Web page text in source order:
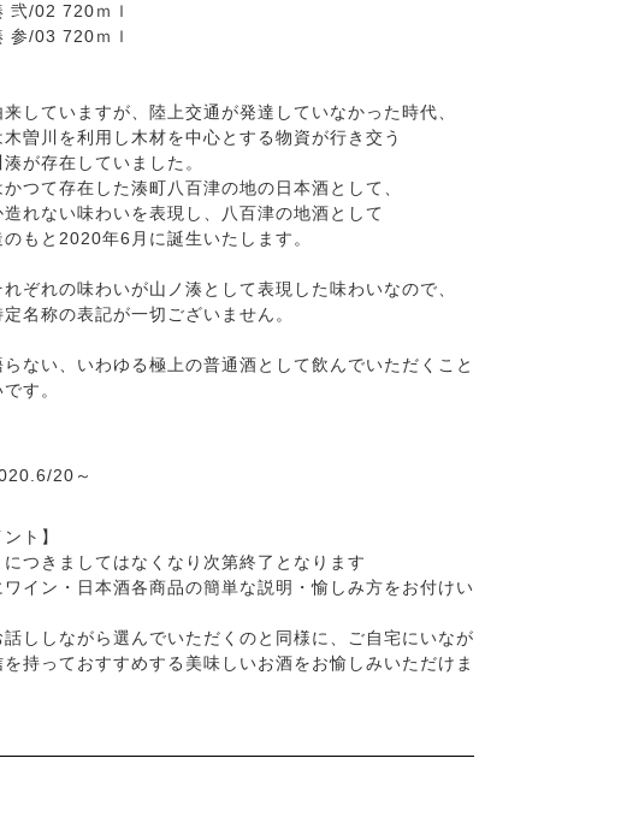
02 720ｍｌ
03 720ｍｌ
していますが、陸上交通が発達していなかった時代、
木曽川を利用し木材を中心とする物資が行き交う
が存在していました。
かつて存在した湊町八百津の地の日本酒として、
造れない味わいを表現し、八百津の地酒として
もと2020年6月に誕生いたします。
ぞれの味わいが山ノ湊として表現した味わいなので、
名称の表記が一切ございません。
らない、いわゆる極上の普通酒として飲んでいただくこと
す。
20～
ト】
つきましてはなくなり次第終了となります
イン・日本酒各商品の簡単な説明・愉しみ方をお付けい
話ししながら選んでいただくのと同様に、ご自宅にいなが
を持っておすすめする美味しいお酒をお愉しみいただけま